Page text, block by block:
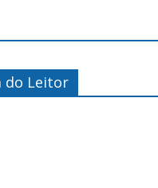
do Leitor